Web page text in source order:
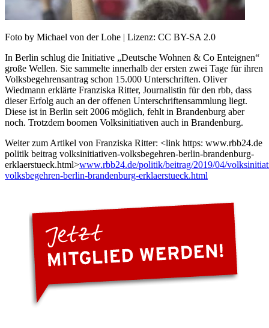
Foto by Michael von der Lohe | Lizenz: CC BY-SA 2.0
In Berlin schlug die Initiative „Deutsche Wohnen & Co Enteignen“
große Wellen. Sie sammelte innerhalb der ersten zwei Tage für ihren
Volksbegehrensantrag schon 15.000 Unterschriften. Oliver
Wiedmann erklärte Franziska Ritter, Journalistin für den rbb, dass
dieser Erfolg auch an der offenen Unterschriftensammlung liegt.
Diese ist in Berlin seit 2006 möglich, fehlt in Brandenburg aber
noch. Trotzdem boomen Volksinitiativen auch in Brandenburg.
Weiter zum Artikel von Franziska Ritter: <link https: www.rbb24.de
politik beitrag volksinitiativen-volksbegehren-berlin-brandenburg-
erklaerstueck.html>www.rbb24.de/politik/beitrag/2019/04/
volksbegehren-berlin-brandenburg-erklaerstueck.html